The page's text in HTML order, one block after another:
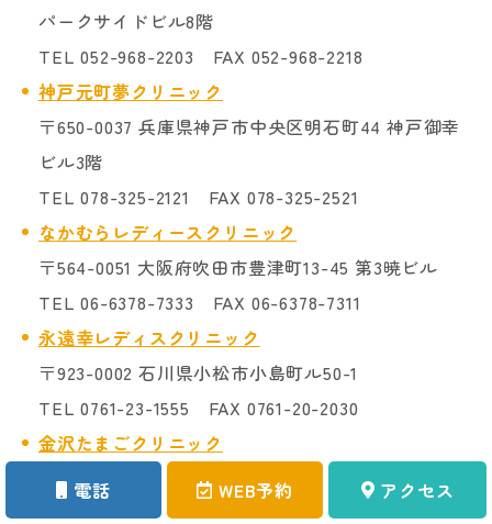
電話 WEB予約 アクセス
パークサイドビル8階
TEL 052-968-2203 FAX 052-968-2218
神戸元町夢クリニック
〒650-0037 兵庫県神戸市中央区明石町44 神戸御幸
ビル3階
TEL 078-325-2121 FAX 078-325-2521
なかむらレディースクリニック
〒564-0051 大阪府吹田市豊津町13-45 第3暁ビル
TEL 06-6378-7333 FAX 06-6378-7311
永遠幸レディスクリニック
〒923-0002 石川県小松市小島町ル50-1
TEL 0761-23-1555 FAX 0761-20-2030
金沢たまごクリニック
〒920-0016 石川県金沢市諸江町中丁327-1
TEL 076-237-3300 FAX 076-237-3310